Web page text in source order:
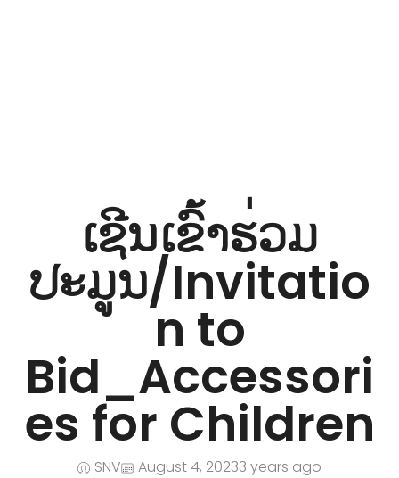
ເຊີນເຂົ້າຮ່ວມ
ປະມູນ/Invitatio
n to
Bid_Accessori
es for Children
SNV August 4, 20233 years ago